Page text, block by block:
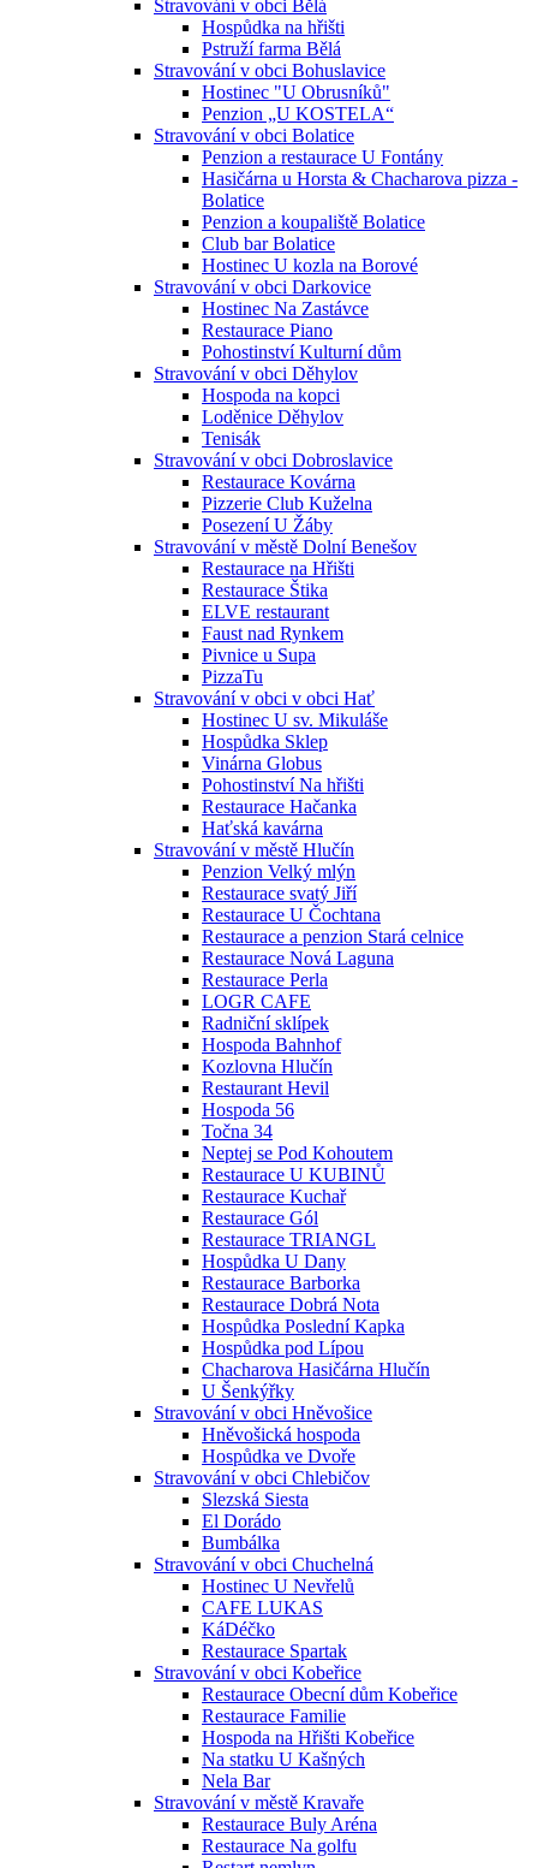
Stravování v obci Bělá
Hospůdka na hřišti
Pstruží farma Bělá
Stravování v obci Bohuslavice
Hostinec "U Obrusníků"
Penzion „U KOSTELA“
Stravování v obci Bolatice
Penzion a restaurace U Fontány
Hasičárna u Horsta & Chacharova pizza -
Bolatice
Penzion a koupaliště Bolatice
Club bar Bolatice
Hostinec U kozla na Borové
Stravování v obci Darkovice
Hostinec Na Zastávce
Restaurace Piano
Pohostinství Kulturní dům
Stravování v obci Děhylov
Hospoda na kopci
Loděnice Děhylov
Tenisák
Stravování v obci Dobroslavice
Restaurace Kovárna
Pizzerie Club Kuželna
Posezení U Žáby
Stravování v městě Dolní Benešov
Restaurace na Hřišti
Restaurace Štika
ELVE restaurant
Faust nad Rynkem
Pivnice u Supa
PizzaTu
Stravování v obci v obci Hať
Hostinec U sv. Mikuláše
Hospůdka Sklep
Vinárna Globus
Pohostinství Na hřišti
Restaurace Hačanka
Haťská kavárna
Stravování v městě Hlučín
Penzion Velký mlýn
Restaurace svatý Jiří
Restaurace U Čochtana
Restaurace a penzion Stará celnice
Restaurace Nová Laguna
Restaurace Perla
LOGR CAFE
Radniční sklípek
Hospoda Bahnhof
Kozlovna Hlučín
Restaurant Hevil
Hospoda 56
Točna 34
Neptej se Pod Kohoutem
Restaurace U KUBINŮ
Restaurace Kuchař
Restaurace Gól
Restaurace TRIANGL
Hospůdka U Dany
Restaurace Barborka
Restaurace Dobrá Nota
Hospůdka Poslední Kapka
Hospůdka pod Lípou
Chacharova Hasičárna Hlučín
U Šenkýřky
Stravování v obci Hněvošice
Hněvošická hospoda
Hospůdka ve Dvoře
Stravování v obci Chlebičov
Slezská Siesta
El Dorádo
Bumbálka
Stravování v obci Chuchelná
Hostinec U Nevřelů
CAFE LUKAS
KáDéčko
Restaurace Spartak
Stravování v obci Kobeřice
Restaurace Obecní dům Kobeřice
Restaurace Familie
Hospoda na Hřišti Kobeřice
Na statku U Kašných
Nela Bar
Stravování v městě Kravaře
Restaurace Buly Aréna
Restaurace Na golfu